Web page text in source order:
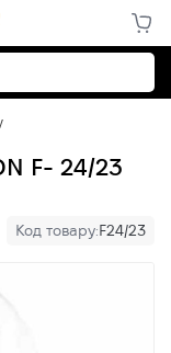
F- 24/23
Код товару:F24/23